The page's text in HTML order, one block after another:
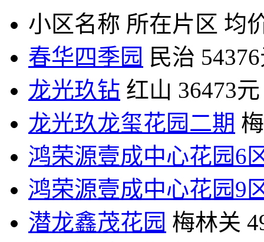
小区名称 所在片区 均
春华四季园 民治
龙光玖钻 红山 36473元
龙光玖龙玺花园二期
鸿荣源壹成中心花园6
鸿荣源壹成中心花园9
潜龙鑫茂花园 梅林关